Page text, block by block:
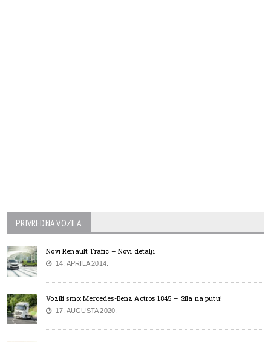
PRIVREDNA VOZILA
Novi Renault Trafic – Novi detalji
14. APRILA 2014.
Vozili smo: Mercedes-Benz Actros 1845 – Sila na putu!
17. AUGUSTA 2020.